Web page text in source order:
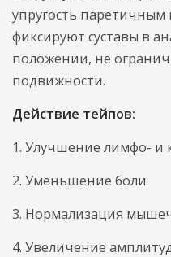
упругость
фиксируют суставы в
положении, не
подвижности.
Действие тейпов:
1. Улучшение лимфо- и
2. Уменьшение боли
3. Нормализация
4. Увеличение